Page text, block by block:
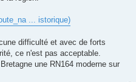
... istorique)
difficulté et avec de forts
ce n'est pas acceptable.
une RN164 moderne sur